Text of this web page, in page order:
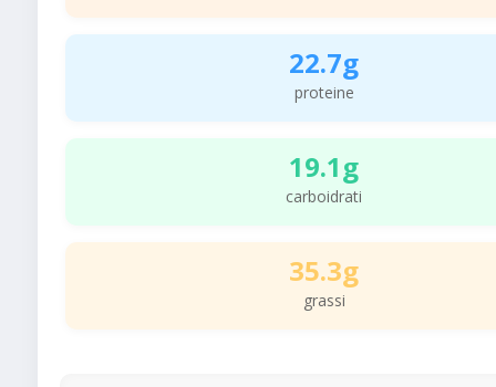
22.7g
proteine
19.1g
carboidrati
35.3g
grassi